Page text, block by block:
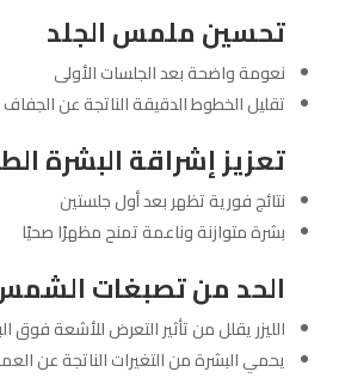
تحسين ملمس الجلد
نعومة واضحة بعد الجلسات الأولى
تقليل الخطوط الدقيقة الناتجة عن الجفاف
تعزيز إشراقة البشرة
نتائج فورية تظهر بعد أول جلستين
بشرة متوازنة وناعمة تمنح مظهرًا صحيًا
الحد من تصبغات
الليزر يقلل من تأثير التعرض للأشعة فوق
يحمي البشرة من التغيرات الناتجة عن